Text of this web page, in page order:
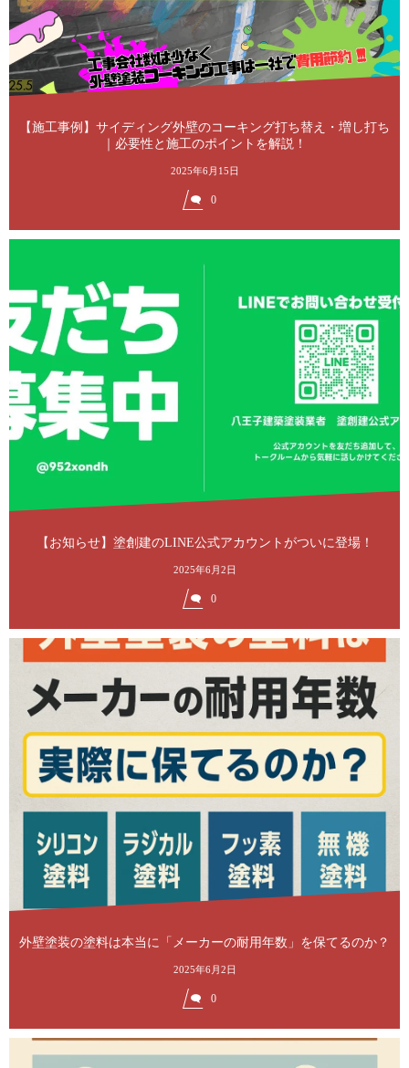
【施工事例】サイディング外壁のコーキング打ち替え・増し打ち
｜必要性と施工のポイントを解説！
2025年6月15日
0
【お知らせ】塗創建のLINE公式アカウントがついに登場！
2025年6月2日
0
外壁塗装の塗料は本当に「メーカーの耐用年数」を保てるのか？
2025年6月2日
0